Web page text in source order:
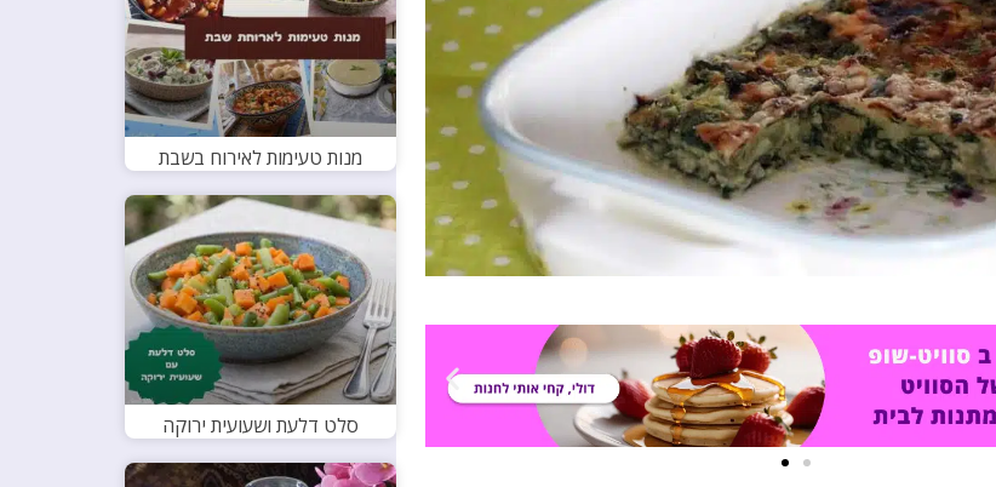
מנות טעימות לאירוח בשבת
סלט דלעת ושעועית ירוקה